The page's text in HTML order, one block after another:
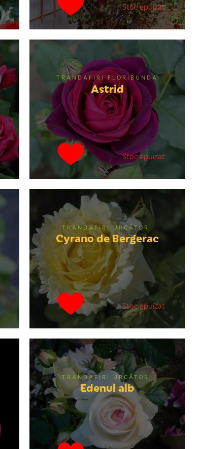
Stoc epuizat
TRANDAFIRI FLORIBUNDA
Astrid
Stoc epuizat
TRANDAFIRI URCĂTORI
Cyrano de Bergerac
Stoc epuizat
TRANDAFIRI URCĂTORI
Edenul alb